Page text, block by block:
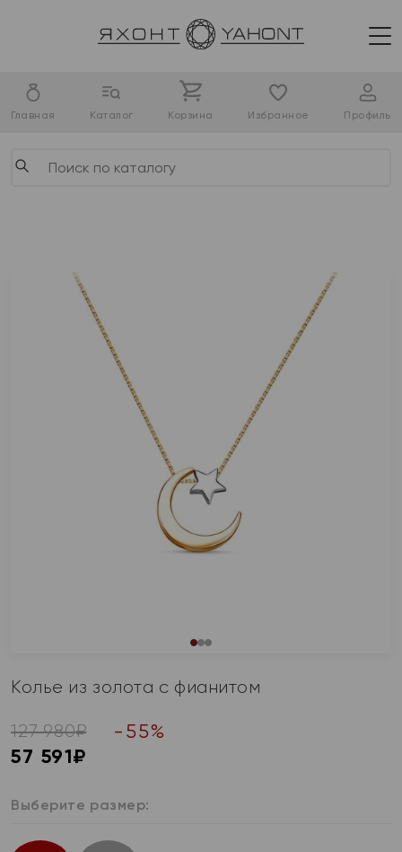
Главная Каталог Корзина Избранное Профиль
Колье из золота с фианитом
127 980₽ - 55%
57 591₽
Выберите размер: